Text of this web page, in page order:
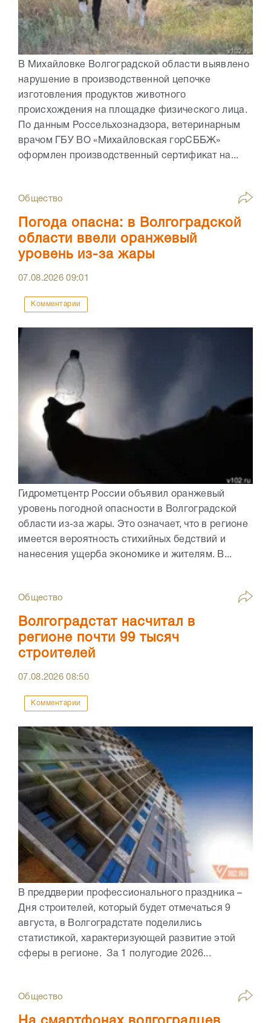
В Михайловке Волгоградской области выявлено
нарушение в производственной цепочке
изготовления продуктов животного
происхождения на площадке физического лица.
По данным Россельхознадзора, ветеринарным
врачом ГБУ ВО «Михайловская горСББЖ»
оформлен производственный сертификат на...
Общество
Погода опасна: в Волгоградской
области ввели оранжевый
уровень из-за жары
07.08.202609:01
Комментарии
Гидрометцентр России объявил оранжевый
уровень погодной опасности в Волгоградской
области из-за жары. Это означает, что в регионе
имеется вероятность стихийных бедствий и
нанесения ущерба экономике и жителям. В...
Общество
Волгоградстат насчитал в
регионе почти 99 тысяч
строителей
07.08.202608:50
Комментарии
В преддверии профессионального праздника –
Дня строителей, который будет отмечаться 9
августа, в Волгоградстате поделились
статистикой, характеризующей развитие этой
сферы в регионе. За 1 полугодие 2026...
Общество